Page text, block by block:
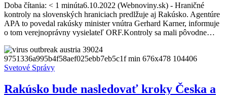
predĺži
aj
Rakúsko
Doba čítania: < 1 minúta6.10.2022 (Webnoviny.sk) - Hraničné
kontroly na slovenských hraniciach predlžuje aj Rakúsko. Agentúre
APA to povedal rakúsky minister vnútra Gerhard Karner, informuje
o tom verejnoprávny vysielateľ ORF.Kontroly sa mali pôvodne…
Svetové Správy
Rakúsko bude nasledovať kroky Česka a